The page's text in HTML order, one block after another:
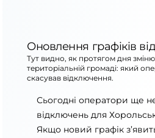
Оновлення графіків
Тут видно, як протягом дня
територіальній громаді: який
скасував відключення.
Сьогодні оператори ще
відключень для
Якщо новий графік